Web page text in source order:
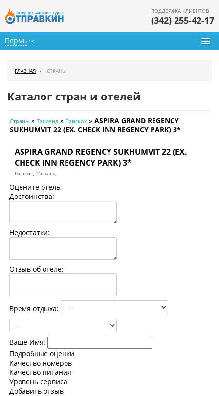
Пермь
ПОДДЕРЖКА КЛИЕНТОВ
(342) 255-42-17
Календарь туров
Страны
Как купить
Контакты
ГЛАВНАЯ СТРАНЫ
Каталог стран и отелей
Страны » Таиланд » Бангкок » ASPIRA GRAND REGENCY
SUKHUMVIT 22 (EX. CHECK INN REGENCY PARK) 3*
ASPIRA GRAND REGENCY SUKHUMVIT 22 (EX.
CHECK INN REGENCY PARK) 3*
Бангкок, Таиланд
Оцените отель
Достоинства:
Недостатки:
Отзыв об отеле:
Время отдыха:
Ваше Имя:
Подробные оценки
Качество номеров
Качество питания
Уровень сервиса
Добавить отзыв